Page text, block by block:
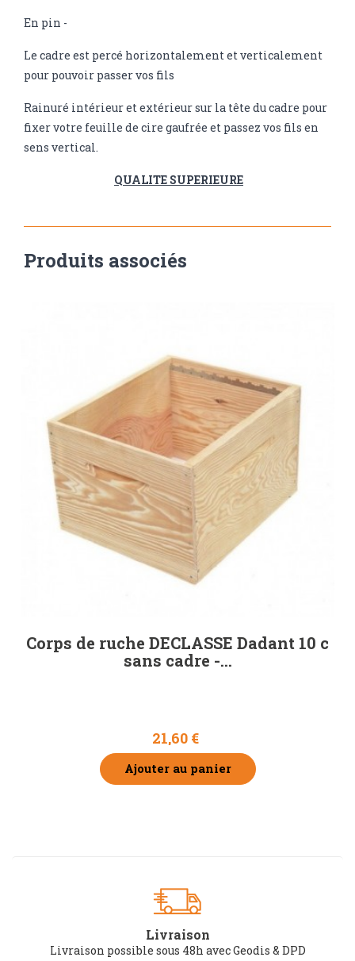
En pin -
Le cadre est percé horizontalement et verticalement
pour pouvoir passer vos fils
Rainuré intérieur et extérieur sur la tête du cadre pour
fixer votre feuille de cire gaufrée et passez vos fils en
sens vertical.
QUALITE SUPERIEURE
Produits associés
Corps de ruche DECLASSE Dadant 10 c
sans cadre -...
21,60 €
Ajouter au panier
Livraison
Livraison possible sous 48h avec Geodis & DPD